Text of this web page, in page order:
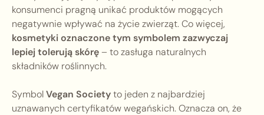
konsumenci pragną unikać produktów mogących
negatywnie wpływać na życie zwierząt. Co więcej,
kosmetyki oznaczone tym symbolem zazwyczaj
lepiej tolerują skórę– to zasługa naturalnych
składników roślinnych.
SymbolVegan Societyto jeden z najbardziej
uznawanych certyfikatów wegańskich. Oznacza on, że